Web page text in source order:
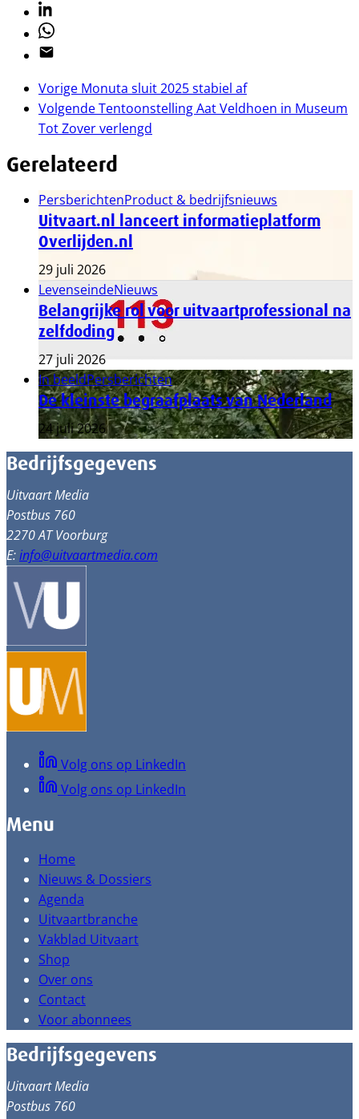
Linkedin
Whatsapp
Email
Vorige Monuta sluit 2025 stabiel af
VolgendeTentoonstelling Aat Veldhoen in Museum
Tot Zover verlengd
Gerelateerd
PersberichtenProduct & bedrijfsnieuws
Uitvaart.nl lanceert informatieplatform
Overlijden.nl
29 juli 2026
LevenseindeNieuws
Belangrijke rol voor uitvaartprofessional na
zelfdoding
27 juli 2026
In beeldPersberichten
De kleinste begraafplaats van Nederland
24 juli 2026
Bedrijfsgegevens
Uitvaart Media
Postbus 760
2270 AT Voorburg
E:info@uitvaartmedia.com
Volg ons op LinkedIn
Volg ons op LinkedIn
Menu
Home
Nieuws & Dossiers
Agenda
Uitvaartbranche
Vakblad Uitvaart
Shop
Over ons
Contact
Voor abonnees
Bedrijfsgegevens
Uitvaart Media
Postbus 760